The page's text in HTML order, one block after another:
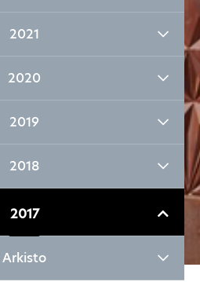
2021
2020
2019
2018
2017
Arkisto